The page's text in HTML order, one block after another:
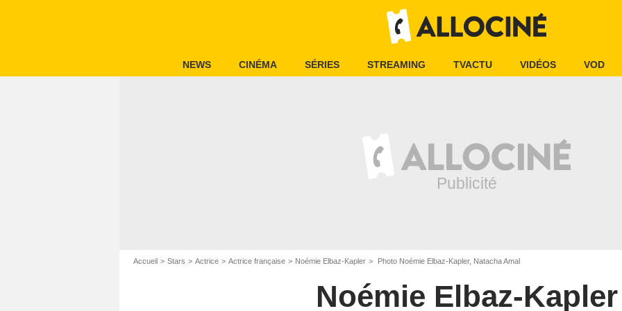
NEWS CINÉMA SÉRIES STREAMING TVACTU VIDÉOS VOD
Accueil Stars Actrice Actrice française Noémie Elbaz-Kapler Photo Noémie Elbaz-Kapler, Natacha Amal
Noémie Elbaz-Kapler